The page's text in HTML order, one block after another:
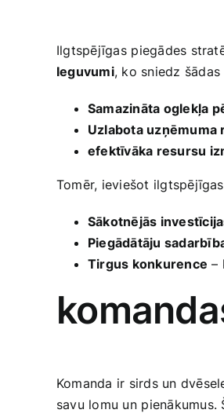
Ilgtspējīgas ⁤piegādes
Ieguvumi, ko sniedz
Samazināta oglekļa
Uzlabota uzņēmuma
efektīvāka resursu
Tomēr, ieviešot
Sākotnējās
Piegādātāju
Tirgus konkurence –
Komanda ir sirds un
savu lomu un